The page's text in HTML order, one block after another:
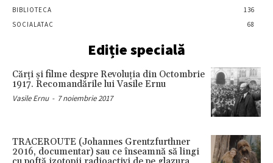
BIBLIOTECA
136
SOCIALATAC
68
Ediție specială
Cărţi şi filme despre Revoluţia din Octombrie
1917. Recomandările lui Vasile Ernu
Vasile Ernu - 7 noiembrie 2017
TRACEROUTE (Johannes Grentzfurthner
2016, documentar) sau ce înseamnă să lingi